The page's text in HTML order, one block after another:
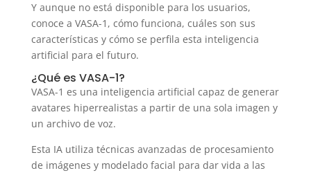
Y aunque no está disponible para los usuarios,
conoce a VASA-1, cómo funciona, cuáles son sus
características y cómo se perfila esta inteligencia
artificial para el futuro.
¿Qué es VASA-1?
VASA-1 es una inteligencia artificial capaz de generar
avatares hiperrealistas a partir de una sola imagen y
un archivo de voz.
Esta IA utiliza técnicas avanzadas de procesamiento
de imágenes y modelado facial para dar vida a las